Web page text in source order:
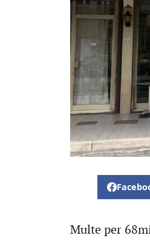
Multe per